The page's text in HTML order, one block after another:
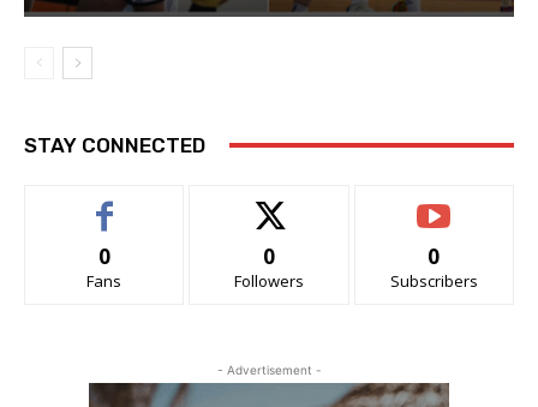
STAY CONNECTED
0
Fans
0
Followers
0
Subscribers
- Advertisement -